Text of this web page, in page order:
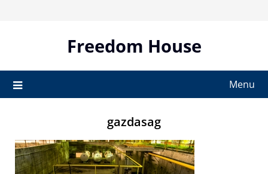
Freedom House
Menu
gazdasag